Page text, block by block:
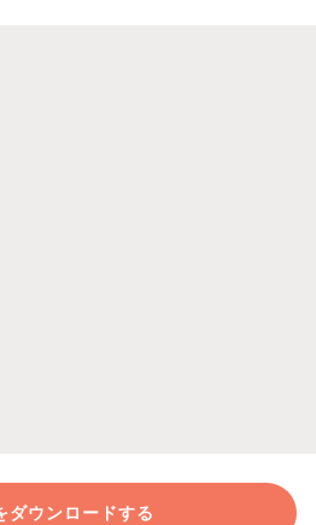
ダウンロードする